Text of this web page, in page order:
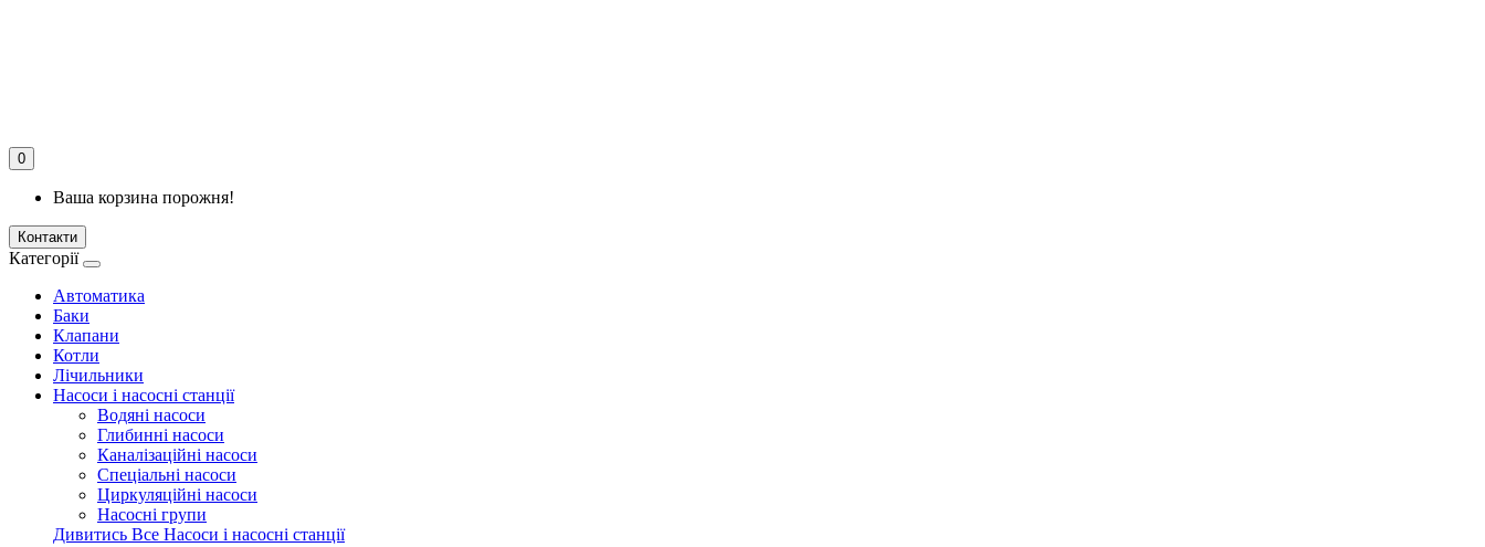
0
Ваша корзина порожня!
Контакти
Категорії
Автоматика
Баки
Клапани
Котли
Лічильники
Насоси і насосні станції
Водяні насоси
Глибинні насоси
Каналізаційні насоси
Спеціальні насоси
Циркуляційні насоси
Насосні групи
Дивитись Все Насоси і насосні станції